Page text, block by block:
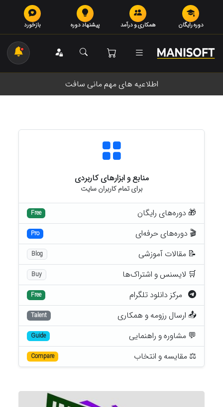
دوره رایگان همکاری و درآمد پیشنهاد دوره بازخورد
اطلاعیه های مهم مانی سافت
منابع و ابزارهای کاربردی
برای تمام کاربران سایت
🎁 دوره‌های رایگان Free
🎬 دوره‌های حرفه‌ای Pro
📝 مقالات آموزشی Blog
🛒 لایسنس و اشتراک‌ها Buy
مرکز دانلود تلگرام Free
📤 ارسال رزومه و همکاری Talent
💬 مشاوره و راهنمایی Guide
⚖️ مقایسه و انتخاب Compare